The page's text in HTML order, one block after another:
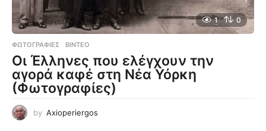
1 0
ΦΩΤΟΓΡΑΦΊΕΣ ,ΒΊΝΤΕΟ
Οι Έλληνες που ελέγχουν την
αγορά καφέ στη Νέα Υόρκη
(Φωτογραφίες)
by Axioperiergos